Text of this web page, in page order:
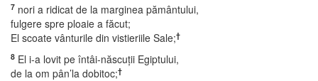
7 nori a ridicat de la marginea pământului,
fulgere spre ploaie a făcut;
El scoate vânturile din vistieriile Sale;†
8 El i-a lovit pe întâi-născuţii Egiptului,
de la om pân’la dobitoc;†